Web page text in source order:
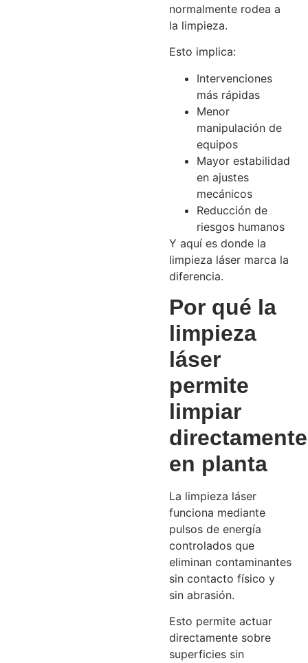
normalmente rodea a
la limpieza.
Esto implica:
Intervenciones
más rápidas
Menor
manipulación de
equipos
Mayor estabilidad
en ajustes
mecánicos
Reducción de
riesgos humanos
Y aquí es donde la
limpieza láser marca la
diferencia.
Por qué la
limpieza
láser
permite
limpiar
directamente
en planta
La limpieza láser
funciona mediante
pulsos de energía
controlados que
eliminan contaminantes
sin contacto físico y
sin abrasión.
Esto permite actuar
directamente sobre
superficies sin